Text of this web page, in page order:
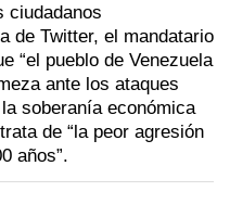
ciudadanos
de Twitter, el mandatario
“el pueblo de Venezuela
ante los ataques
soberanía económica
de “la peor agresión
años”.